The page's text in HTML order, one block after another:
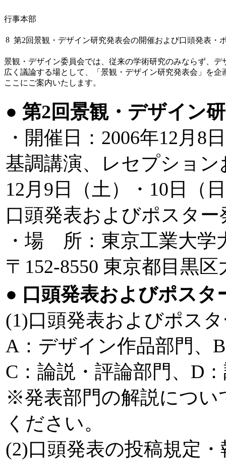
行事本部
8 第2回景観・デザイン研究発表会の開催および口頭発表・
景観・デザイン委員会では、従来の学術研究のみならず、
広く議論する場として、「景観・デザイン研究発表会」を
ここにご案内いたします。
● 第2回景観・デザイン
・開催日：2006年12月8
基調講演、レセプショ
12月9日（土）・10日（
口頭発表およびポスター
・場 所：東京工業大学
〒152-8550 東京都目黒区
● 口頭発表およびポスタ
(1)口頭発表およびポス
A：デザイン作品部門、
C：論説・評論部門、D
※発表部門の解説につい
ください。
(2)口頭発表の投稿規定